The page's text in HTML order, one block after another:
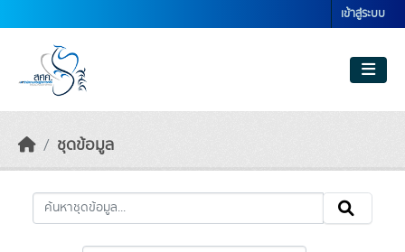
เข้าสู่ระบบ
ชุดข้อมูล